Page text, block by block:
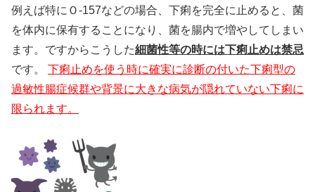
例えば特にＯ-157などの場合、下痢を完全に止めると、菌
を体内に保有することになり、菌を腸内で増やしてしまい
ます。ですからこうした細菌性等の時には下痢止めは禁忌
です。 下痢止めを使う時に確実に診断の付いた下痢型の
過敏性腸症候群や背景に大きな病気が隠れていない下痢に
限られます。